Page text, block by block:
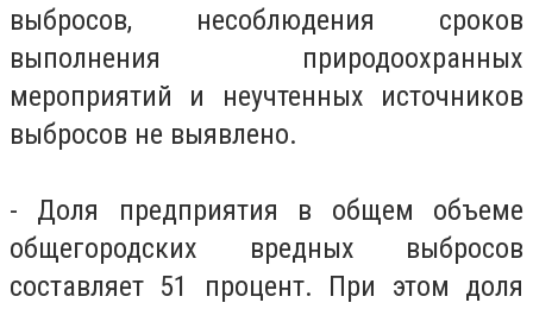
выбросов, несоблюдения сроков
выполнения природоохранных
мероприятий и неучтенных источников
выбросов не выявлено.
- Доля предприятия в общем объеме
общегородских вредных выбросов
составляет 51 процент. При этом доля